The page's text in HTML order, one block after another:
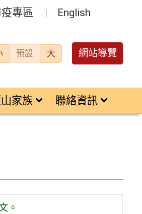
疫專區 English
預設 大 網站導覽
家族 聯絡資訊
。